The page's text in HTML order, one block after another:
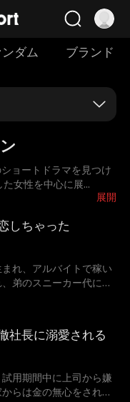
ダム ブランド
展開
ョートドラマを見つけ
女性を中心に展...
しちゃった
れ、アルバイトで稼い
弟のスニーカー代に使
してきた。私はそのチ
決めた。予想通り、社
みなくお金を使い、溺
社長に溺愛される
用期間中に上司から嫌
らは金の無心をされる